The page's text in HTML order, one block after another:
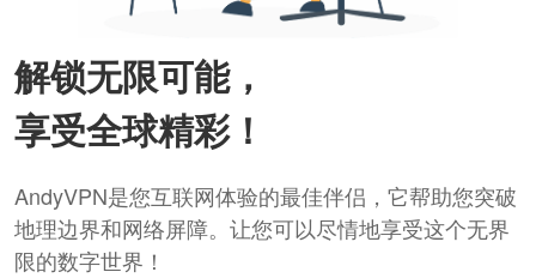
解锁无限可能，
享受全球精彩！
AndyVPN是您互联网体验的最佳伴侣，它帮助您突破
地理边界和网络屏障。让您可以尽情地享受这个无界
限的数字世界！